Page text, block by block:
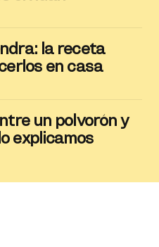
la receta
en casa
un polvorón y
explicamos